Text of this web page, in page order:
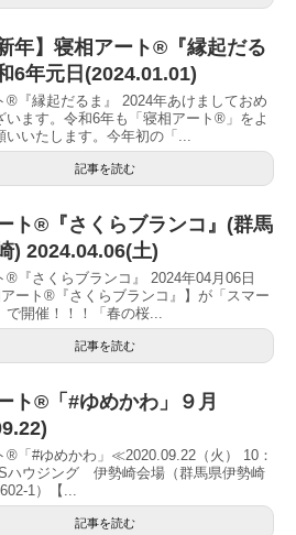
年】寝相アート®︎『縁起だる
6年元日(2024.01.01)
®『縁起だるま』 2024年あけましておめ
います。令和6年も「寝相アート®︎」をよ
いいたします。今年初の「...
記事を読む
ト®『さくらブランコ』(群馬
) 2024.04.06(土)
®『さくらブランコ』 2024年04月06日
ート®︎『さくらブランコ』】が「スマー
で開催！！！「春の桜...
記事を読む
ト®「#ゆめかわ」９月
®「#ゆめかわ」≪2020.09.22（火） 10：
ハウジング 伊勢崎会場（群馬県伊勢崎
1）【...
記事を読む